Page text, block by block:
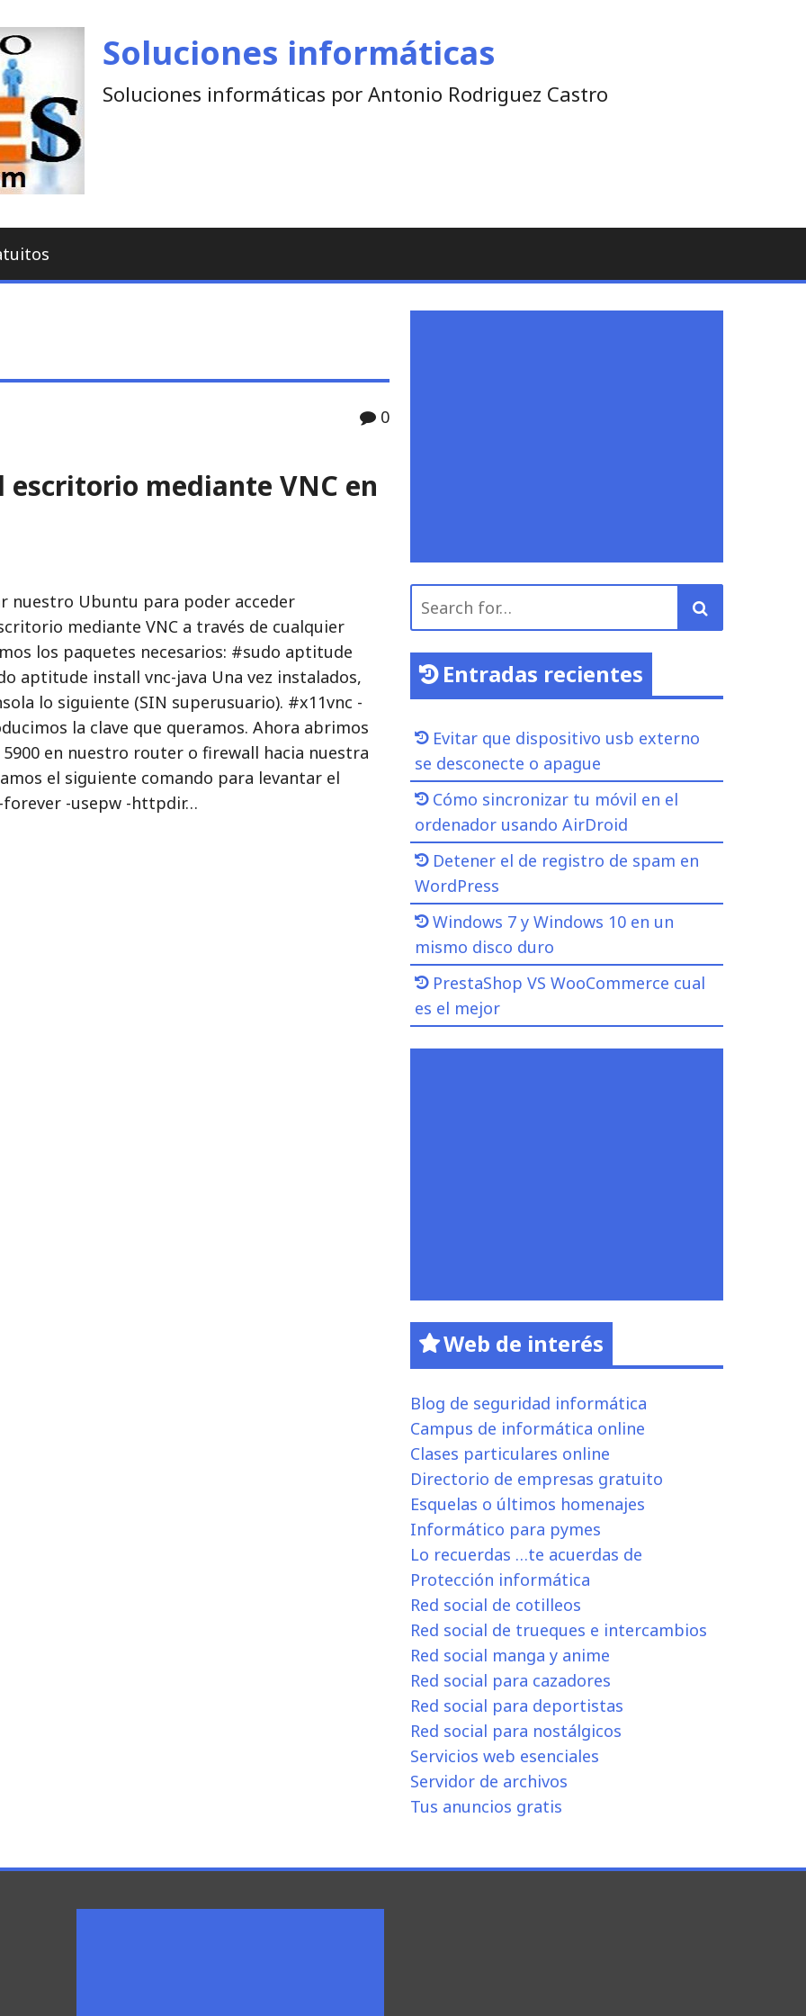
Soluciones informáticas
Soluciones informáticas por Antonio Rodriguez Castro
0
mediante VNC en
nuestro Ubuntu para poder acceder
mediante VNC a través de cualquier
los paquetes necesarios: #sudo aptitude
aptitude install vnc-java Una vez instalados,
lo siguiente (SIN superusuario). #x11vnc -
la clave que queramos. Ahora abrimos
en nuestro router o firewall hacia nuestra
el siguiente comando para levantar el
forever -usepw -httpdir…
for:
Entradas recientes
Evitar que dispositivo usb externo
se desconecte o apague
Cómo sincronizar tu móvil en el
ordenador usando AirDroid
Detener el de registro de spam en
WordPress
Windows 7 y Windows 10 en un
mismo disco duro
PrestaShop VS WooCommerce cual
es el mejor
Web de interés
Blog de seguridad informática
Campus de informática online
Clases particulares online
Directorio de empresas gratuito
Esquelas o últimos homenajes
Informático para pymes
Lo recuerdas …te acuerdas de
Protección informática
Red social de cotilleos
Red social de trueques e intercambios
Red social manga y anime
Red social para cazadores
Red social para deportistas
Red social para nostálgicos
Servicios web esenciales
Servidor de archivos
Tus anuncios gratis